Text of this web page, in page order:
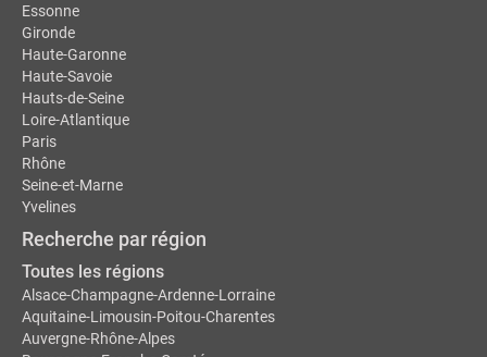
Essonne
Gironde
Haute-Garonne
Haute-Savoie
Hauts-de-Seine
Loire-Atlantique
Paris
Rhône
Seine-et-Marne
Yvelines
Recherche par région
Toutes les régions
Alsace-Champagne-Ardenne-Lorraine
Aquitaine-Limousin-Poitou-Charentes
Auvergne-Rhône-Alpes